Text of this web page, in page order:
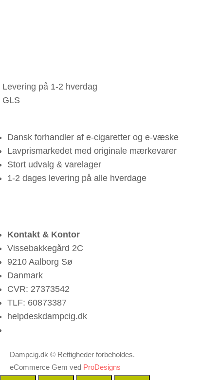
Levering på 1-2 hverdag
GLS
Dansk forhandler af e-cigaretter og e-væske
Lavprismarkedet med originale mærkevarer
Stort udvalg & varelager
1-2 dages levering på alle hverdage
Kontakt & Kontor
Vissebakkegård 2C
9210 Aalborg Sø
Danmark
CVR: 27373542
TLF: 60873387
helpdeskdampcig.dk
Dampcig.dk © Rettigheder forbeholdes.
eCommerce Gem ved ProDesigns